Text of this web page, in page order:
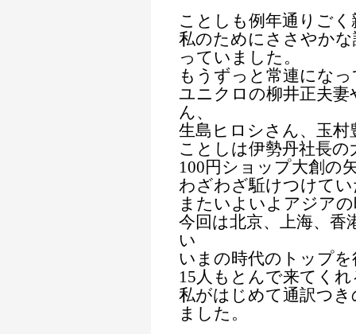
ことしも例年通りご
私のためにささやか
っていました。
もうずっと常連にな
ユニクロの柳井正夫妻
ん、
生島ヒロシさん、玉
ことしは伊勢丹社長の
100円ショップ大創の
わざわざ駈けつけて
またいよいよアジア
今回は北京、上海、香
い
いまの時代のトップ
15人もとんで来てく
私がはじめて通訳つ
ました。